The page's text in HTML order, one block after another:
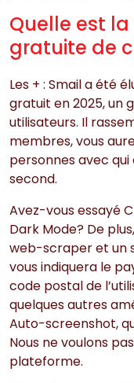
Quelle est
gratuite de
Les + : Smail a été
gratuit en 2025, un
utilisateurs. Il
membres, vous
personnes avec
second.
Avez-vous essayé
Dark Mode? De
web-scraper et un
vous indiquera le
code postal de
quelques autres
Auto-screenshot,
Nous ne voulons
plateforme.